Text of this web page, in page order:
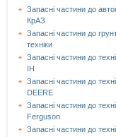
Запасні частини до
КрАЗ
Запасні частини до
техніки
Запасні частини до
IH
Запасні частини до
DEERE
Запасні частини до
Ferguson
Запасні частини до